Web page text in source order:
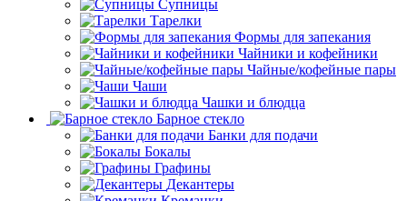
Супницы
Тарелки
Формы для запекания
Чайники и кофейники
Чайные/кофейные пары
Чаши
Чашки и блюдца
Барное стекло
Банки для подачи
Бокалы
Графины
Декантеры